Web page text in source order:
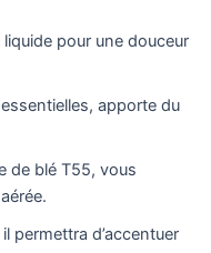
pour une douceur
apporte du
de blé T55, vous
permettra d’accentuer